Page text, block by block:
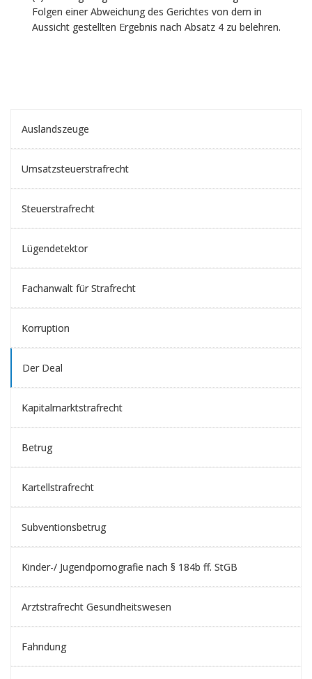
Folgen einer Abweichung des Gerichtes von dem in
Aussicht gestellten Ergebnis nach Absatz 4 zu belehren.
Auslandszeuge
Umsatzsteuerstrafrecht
Steuerstrafrecht
Lügendetektor
Fachanwalt für Strafrecht
Korruption
Der Deal
Kapitalmarktstrafrecht
Betrug
Kartellstrafrecht
Subventionsbetrug
Kinder-/ Jugendpornografie nach § 184b ff. StGB
Arztstrafrecht Gesundheitswesen
Fahndung